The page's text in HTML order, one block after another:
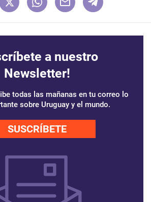
a nuestro
Newsletter!
todas las mañanas en tu correo lo
sobre Uruguay y el mundo.
SUSCRÍBETE